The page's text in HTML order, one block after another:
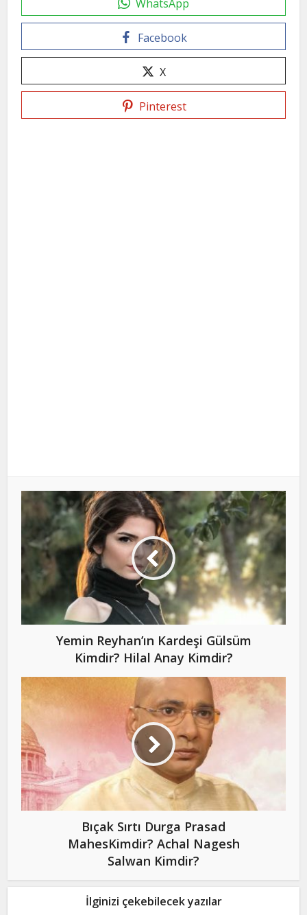
WhatsApp
Facebook
X
Pinterest
Yemin Reyhan’ın Kardeşi Gülsüm
Kimdir? Hilal Anay Kimdir?
Bıçak Sırtı Durga Prasad
MahesKimdir? Achal Nagesh
Salwan Kimdir?
İlginizi çekebilecek yazılar